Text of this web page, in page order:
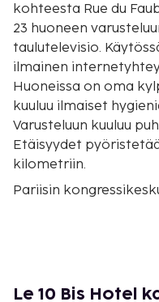
kohteesta Rue du
23 huoneen
taulutelevisio.
ilmainen
Huoneissa on oma
kuuluu ilmaiset
Varusteluun kuuluu
Etäisyydet
kilometriin.
Pariisin
Riemukaari - 1,3 km /
Le 10 Bis Hotel